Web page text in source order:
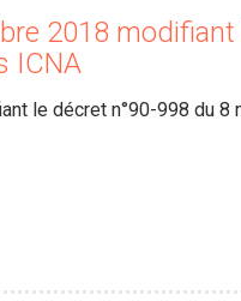
2018
ICNA
le décret n°90-998 du